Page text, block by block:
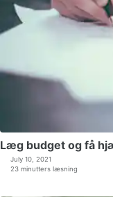
Læg budget og få
July 10, 2021
23 minutters læsning